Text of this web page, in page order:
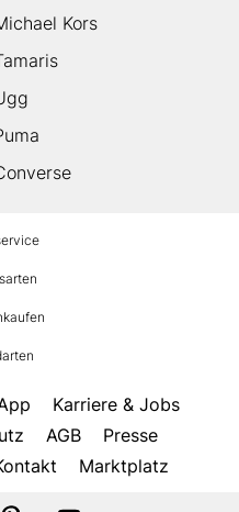
Kors
Karriere & Jobs
AGB
Presse
Marktplatz